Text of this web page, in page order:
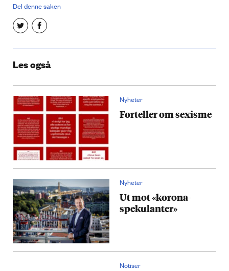
Del denne saken
Les også
Nyheter
Forteller om sexisme
Nyheter
Ut mot «korona-
spekulanter»
Notiser